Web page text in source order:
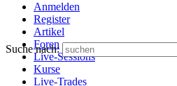
Anmelden
Register
Artikel
Foren
Live-Sessions
Kurse
Live-Trades
Suche nach: